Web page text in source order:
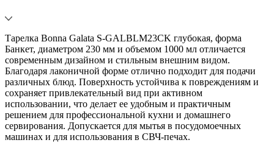
Тарелка Bonna Galata S-GALBLM23CK глубокая, форма
Банкет, диаметром 230 мм и объемом 1000 мл отличается
современным дизайном и стильным внешним видом.
Благодаря лаконичной форме отлично подходит для подачи
различных блюд. Поверхность устойчива к повреждениям и
сохраняет привлекательный вид при активном
использовании, что делает ее удобным и практичным
решением для профессиональной кухни и домашнего
сервирования. Допускается для мытья в посудомоечных
машинах и для использования в СВЧ-печах.